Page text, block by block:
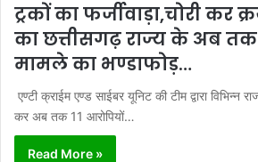
ट्रकों का फर्जीवाड़ा,चोरी कर
का छत्तीसगढ़ राज्य के अब
मामले का भण्डाफोड़…
एण्टी क्राईम एण्ड साईबर यूनिट की टीम द्वारा विभिन्न
कर अब तक 11 आरोपियों…
Read More »